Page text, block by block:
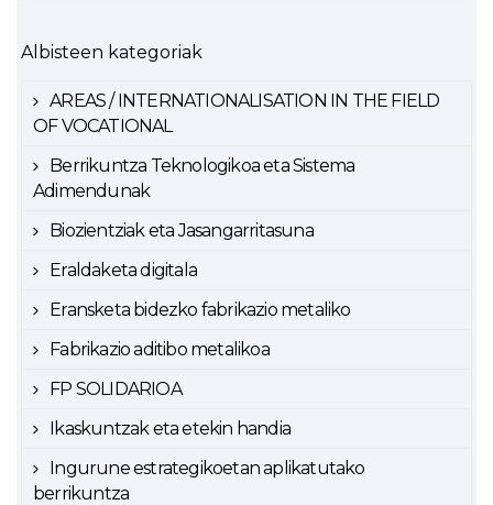
Albisteen kategoriak
AREAS / INTERNATIONALISATION IN THE FIELD
OF VOCATIONAL
Berrikuntza Teknologikoa eta Sistema
Adimendunak
Biozientziak eta Jasangarritasuna
Eraldaketa digitala
Eransketa bidezko fabrikazio metaliko
Fabrikazio aditibo metalikoa
FP SOLIDARIOA
Ikaskuntzak eta etekin handia
Ingurune estrategikoetan aplikatutako
berrikuntza